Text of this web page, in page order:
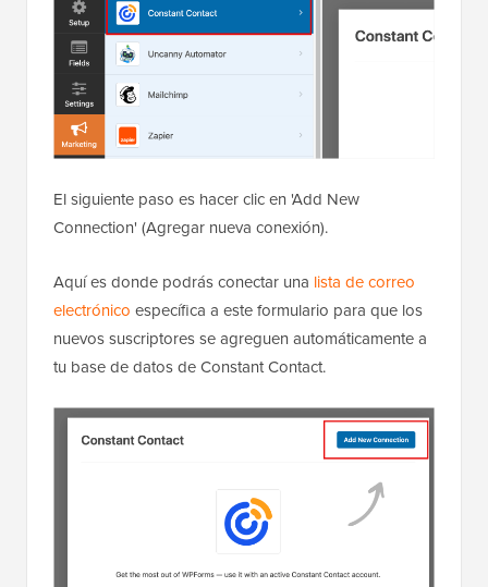
El siguiente paso es hacer clic en 'Add New
Connection' (Agregar nueva conexión).
Aquí es donde podrás conectar una lista de correo
electrónico específica a este formulario para que los
nuevos suscriptores se agreguen automáticamente a
tu base de datos de Constant Contact.